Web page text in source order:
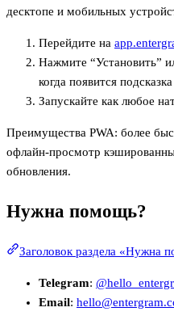
десктопе и мобильных
Перейдите на
Нажмите “Установить”
когда появится подсказка
Запускайте как любое
Преимущества PWA: более
офлайн-просмотр
обновления.
Нужна помощь?
Заголовок раздела «Нужна
Telegram:
Email: